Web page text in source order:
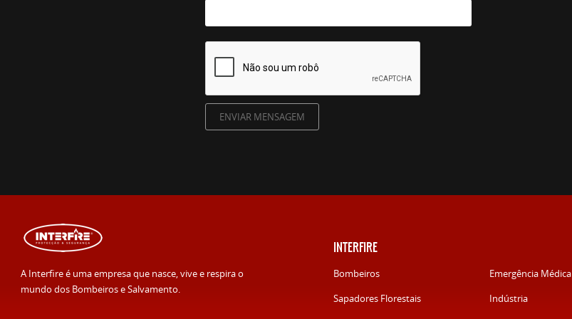
A Interfire é uma empresa que nasce, vive e respira o
mundo dos Bombeiros e Salvamento.
INTERFIRE
Bombeiros
Sapadores Florestais
Emergência Médica
Indústria